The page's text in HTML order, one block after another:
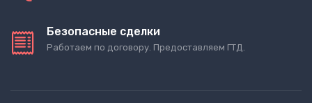
Безопасные сделки
Работаем по договору. Предоставляем ГТД.